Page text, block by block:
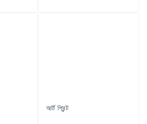
আর্ট প্রিন্ট